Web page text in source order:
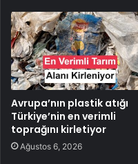
Avrupa’nın plastik atığı
Türkiye’nin en verimli
toprağını kirletiyor
Ağustos 6, 2026